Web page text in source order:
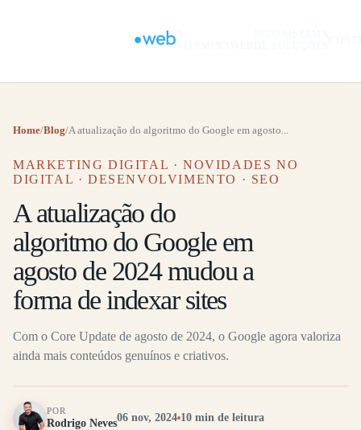
Home/Blog/A atualização do algoritmo do Google em agosto...
MARKETING DIGITAL · NOVIDADES NO
DIGITAL · DESENVOLVIMENTO · SEO
A atualização do
algoritmo do Google em
agosto de 2024 mudou a
forma de indexar sites
Com o Core Update de agosto de 2024, o Google agora valoriza
ainda mais conteúdos genuínos e criativos.
POR
Rodrigo Neves06 nov, 2024 10 min de leitura